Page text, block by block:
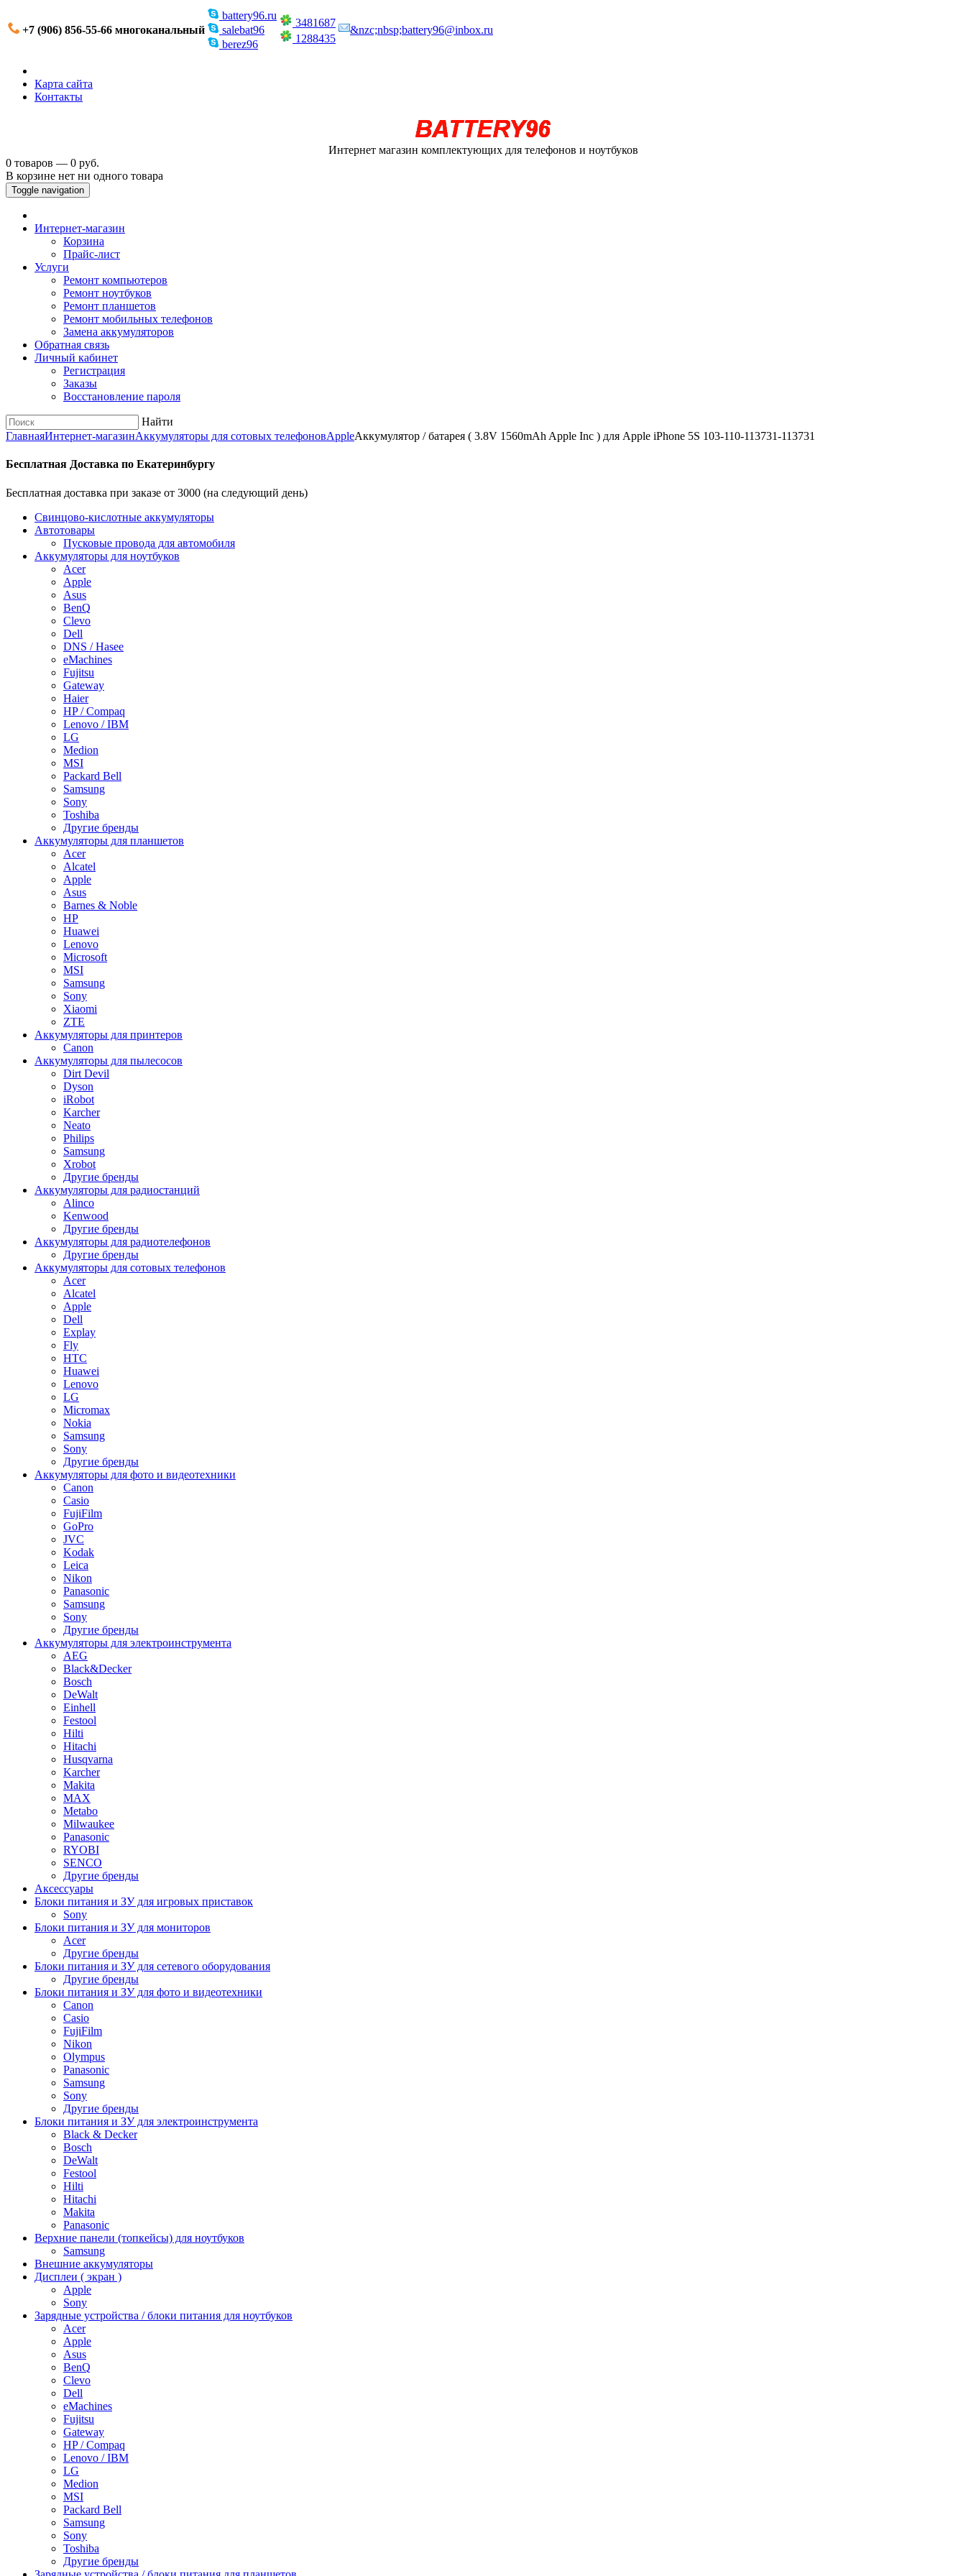
+7 (906) 856-55-66 многоканальный
battery96.ru
salebat96
berez96
3481687
1288435
&nzc;nbsp;battery96@inbox.ru
Карта сайта
Контакты
Интернет магазин комплектующих для телефонов и ноутбуков
0 товаров — 0 руб.
В корзине нет ни одного товара
Toggle navigation
Интернет-магазин
Корзина
Прайс-лист
Услуги
Ремонт компьютеров
Ремонт ноутбуков
Ремонт планшетов
Ремонт мобильных телефонов
Замена аккумуляторов
Обратная связь
Личный кабинет
Регистрация
Заказы
Восстановление пароля
Найти
ГлавнаяИнтернет-магазинАккумуляторы для сотовых телефоновAppleАккумулятор / батарея ( 3.8V 1560mAh Apple Inc ) для Apple iPhone 5S 103-110-113731-113731
Бесплатная Доставка по Екатеринбургу
Бесплатная доставка при заказе от 3000 (на следующий день)
Cвинцово-кислотные аккумуляторы
Автотовары
Пусковые провода для автомобиля
Аккумуляторы для ноутбуков
Acer
Apple
Asus
BenQ
Clevo
Dell
DNS / Hasee
eMachines
Fujitsu
Gateway
Haier
HP / Compaq
Lenovo / IBM
LG
Medion
MSI
Packard Bell
Samsung
Sony
Toshiba
Другие бренды
Аккумуляторы для планшетов
Acer
Alcatel
Apple
Asus
Barnes & Noble
HP
Huawei
Lenovo
Microsoft
MSI
Samsung
Sony
Xiaomi
ZTE
Аккумуляторы для принтеров
Canon
Аккумуляторы для пылесосов
Dirt Devil
Dyson
iRobot
Karcher
Neato
Philips
Samsung
Xrobot
Другие бренды
Аккумуляторы для радиостанций
Alinco
Kenwood
Другие бренды
Аккумуляторы для радиотелефонов
Другие бренды
Аккумуляторы для сотовых телефонов
Acer
Alcatel
Apple
Dell
Explay
Fly
HTC
Huawei
Lenovo
LG
Micromax
Nokia
Samsung
Sony
Другие бренды
Аккумуляторы для фото и видеотехники
Canon
Casio
FujiFilm
GoPro
JVC
Kodak
Leica
Nikon
Panasonic
Samsung
Sony
Другие бренды
Аккумуляторы для электроинструмента
AEG
Black&Decker
Bosch
DeWalt
Einhell
Festool
Hilti
Hitachi
Husqvarna
Karcher
Makita
MAX
Metabo
Milwaukee
Panasonic
RYOBI
SENCO
Другие бренды
Аксессуары
Блоки питания и ЗУ для игровых приставок
Sony
Блоки питания и ЗУ для мониторов
Acer
Другие бренды
Блоки питания и ЗУ для сетевого оборудования
Другие бренды
Блоки питания и ЗУ для фото и видеотехники
Canon
Casio
FujiFilm
Nikon
Olympus
Panasonic
Samsung
Sony
Другие бренды
Блоки питания и ЗУ для электроинструмента
Black & Decker
Bosch
DeWalt
Festool
Hilti
Hitachi
Makita
Panasonic
Верхние панели (топкейсы) для ноутбуков
Samsung
Внешние аккумуляторы
Дисплеи ( экран )
Apple
Sony
Зарядные устройства / блоки питания для ноутбуков
Acer
Apple
Asus
BenQ
Clevo
Dell
eMachines
Fujitsu
Gateway
HP / Compaq
Lenovo / IBM
LG
Medion
MSI
Packard Bell
Samsung
Sony
Toshiba
Другие бренды